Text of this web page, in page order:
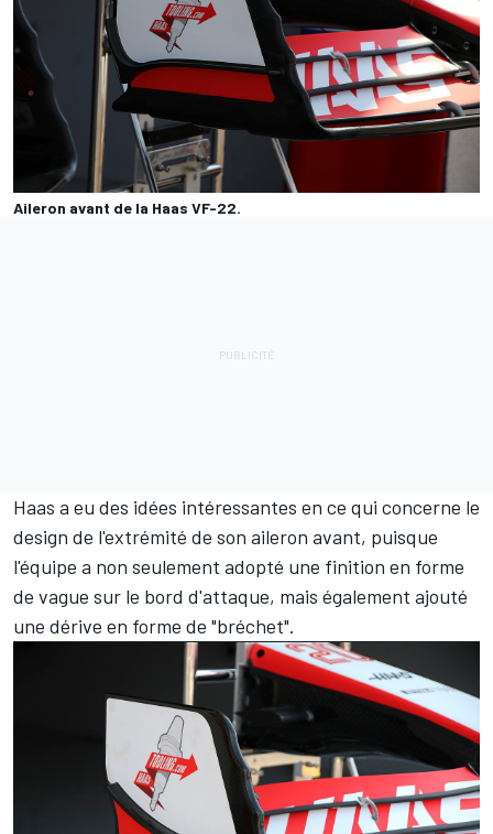
Aileron avant de la Haas VF-22.
Haas a eu des idées intéressantes en ce qui concerne le
design de l'extrémité de son aileron avant, puisque
l'équipe a non seulement adopté une finition en forme
de vague sur le bord d'attaque, mais également ajouté
une dérive en forme de "bréchet".